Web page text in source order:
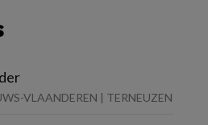
VLAANDEREN | TERNEUZEN